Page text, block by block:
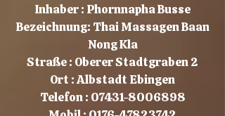
​​​​Inhaber : Phornnapha Busse
Bezeichnung: Thai Massagen Baan
Nong Kla
Straße : Oberer Stadtgraben 2
Ort : Albstadt Ebingen
Telefon : 07431-8006898